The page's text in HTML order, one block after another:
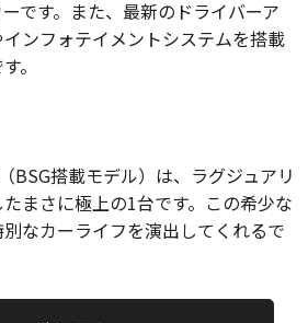
です。 また、 最新のドライバーア
ンフォテイメントシステムを搭載
。
BSG搭載モデル）は、 ラグジュアリ
まさに極上の1台です。 この希少な
なカーライフを演出してくれるで